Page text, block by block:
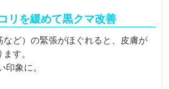
リを緩めて黒クマ改善
など）の緊張がほぐれると、皮膚が
す。
象に。